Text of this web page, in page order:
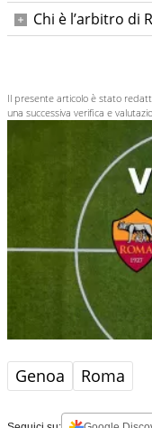
Allo Stadio Olimpico
Chi è l’arbitro di
Il presente articolo è stato
una successiva verifica e
Genoa Roma